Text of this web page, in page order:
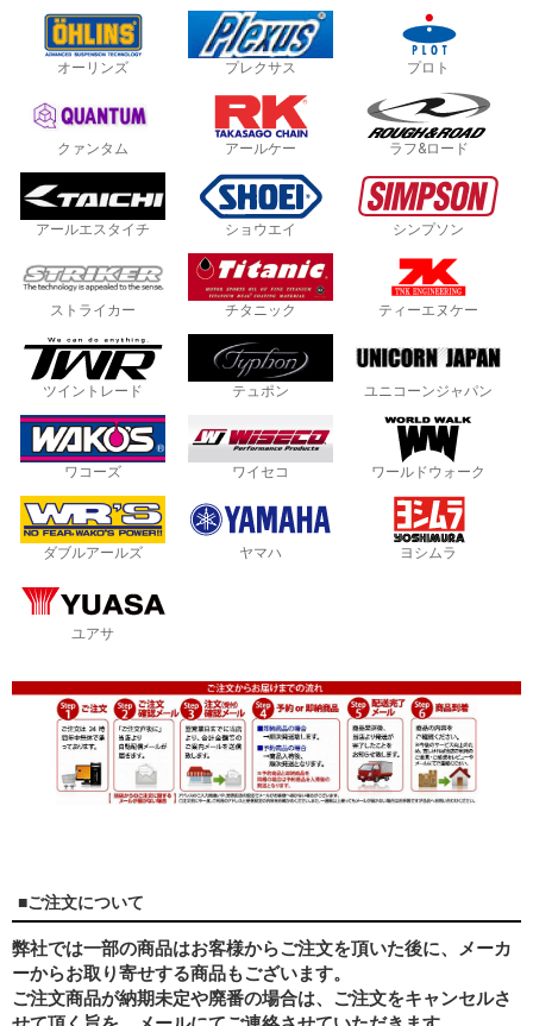
オーリンズ プレクサス プロト
クァンタム アールケー ラフ&ロード
アールエスタイチ ショウエイ シンプソン
ストライカー チタニック ティーエヌケー
ツイントレード テュポン ユニコーンジャパン
ワコーズ ワイセコ ワールドウォーク
ダブルアールズ ヤマハ ヨシムラ
ユアサ
■ご注文について
弊社では一部の商品はお客様からご注文を頂いた後に、メーカ
ーからお取り寄せする商品もございます。
ご注文商品が納期未定や廃番の場合は、ご注文をキャンセルさ